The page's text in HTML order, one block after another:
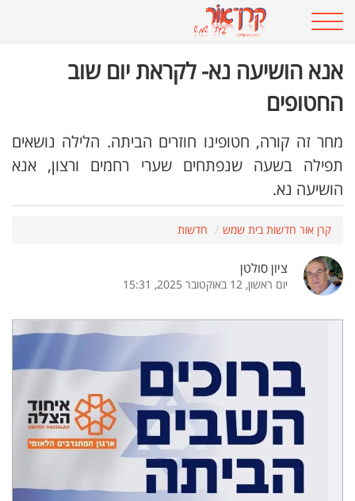
אנא הושיעה נא- לקראת יום שוב
החטופים
מחר זה קורה, חטופינו חוזרים הביתה. הלילה נושאים
תפילה בשעה שנפתחים שערי רחמים ורצון, אנא
הושיעה נא.
קרן אור חדשות בית שמש חדשות
ציון סולטן
יום ראשון, 12 באוקטובר 2025, 15:31